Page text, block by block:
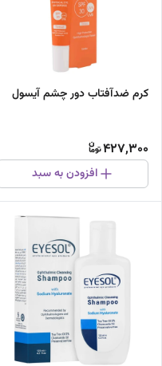
کرم ضدآفتاب دور چشم آیسول
427,300
افزودن به سبد